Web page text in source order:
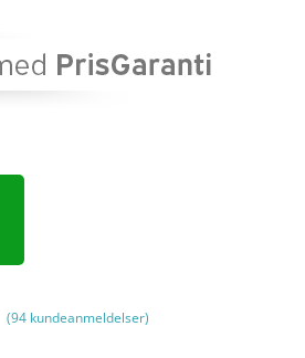
(94 kundeanmeldelser)